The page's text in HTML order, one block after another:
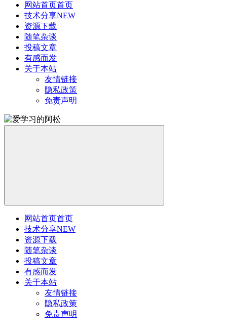
网站首页首页
技术分享NEW
资源下载
随笔杂谈
投稿文章
有感而发
关于本站
友情链接
隐私政策
免责声明
网站首页首页
技术分享NEW
资源下载
随笔杂谈
投稿文章
有感而发
关于本站
友情链接
隐私政策
免责声明